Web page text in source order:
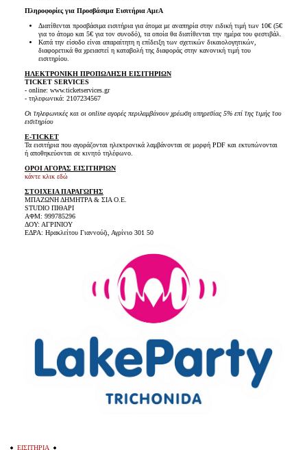
Πληροφορίες για Προσβάσιμα Εισιτήρια ΑμεΑ
Διατίθενται προσβάσιμα εισιτήρια για άτομα με αναπηρία στην ειδική τιμή των 10€ (5€
για το άτομο και 5€ για τον συνοδό), τα οποία θα διατίθενται την ημέρα του φεστιβάλ.
Κατά την είσοδο είναι απαραίτητη η επίδειξη των σχετικών δικαιολογητικών,
διαφορετικά θα χρειαστεί η καταβολή της διαφοράς στην κανονική τιμή του
εισιτηρίου.
ΗΛΕΚΤΡΟΝΙΚΗ ΠΡΟΠΩΛΗΣΗ ΕΙΣΙΤΗΡΙΩΝ
TICKET SERVICES
- online: www.ticketservices.gr
- τηλεφωνικά: 2107234567
Οι τηλεφωνικές και οι online αγορές περιλαμβάνουν χρέωση υπηρεσίας 5% επί της τιμής του
εισιτηρίου
E-TICKET
Τα εισιτήρια που αγοράζονται ηλεκτρονικά λαμβάνονται σε μορφή PDF και εκτυπώνονται
ή αποθηκεύονται σε κινητό τηλέφωνο.
ΟΡΟΙ ΑΓΟΡΑΣ ΕΙΣΙΤΗΡΙΩΝ
κάντε κλικ εδώ
ΣΤΟΙΧΕΙΑ ΠΑΡΑΓΩΓΗΣ
ΜΠΑΖΩΝΗ ΔΗΜΗΤΡΑ & ΣΙΑ Ο.Ε.
STUDIO ΠΙΘΑΡΙ
ΑΦΜ: 999785296
ΔΟΥ: ΑΓΡΙΝΙΟΥ
ΕΔΡΑ: Ηρακλείτου Γιαννούζι, Αγρίνιο 301 50
ΕΙΣΙΤΗΡΙΑ